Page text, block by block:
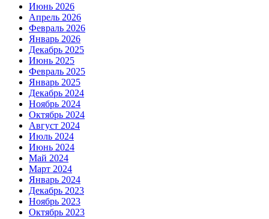
Июнь 2026
Апрель 2026
Февраль 2026
Январь 2026
Декабрь 2025
Июнь 2025
Февраль 2025
Январь 2025
Декабрь 2024
Ноябрь 2024
Октябрь 2024
Август 2024
Июль 2024
Июнь 2024
Май 2024
Март 2024
Январь 2024
Декабрь 2023
Ноябрь 2023
Октябрь 2023